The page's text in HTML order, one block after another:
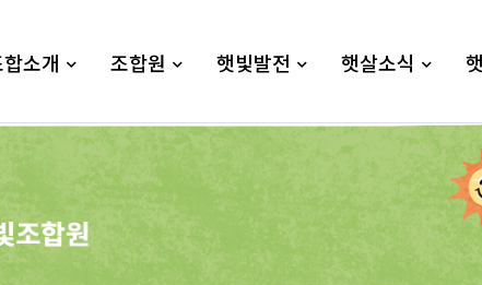
소개 조합원 햇빛발전 햇살소식